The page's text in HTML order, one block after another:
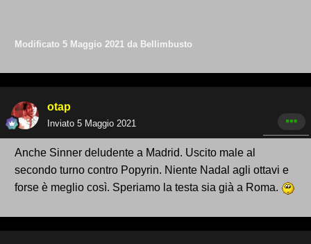
Modificato 5 Maggio 2021 da Bellimbusto
otap
Inviato 5 Maggio 2021
Anche Sinner deludente a Madrid. Uscito male al
secondo turno contro Popyrin. Niente Nadal agli ottavi e
forse è meglio così. Speriamo la testa sia già a Roma.